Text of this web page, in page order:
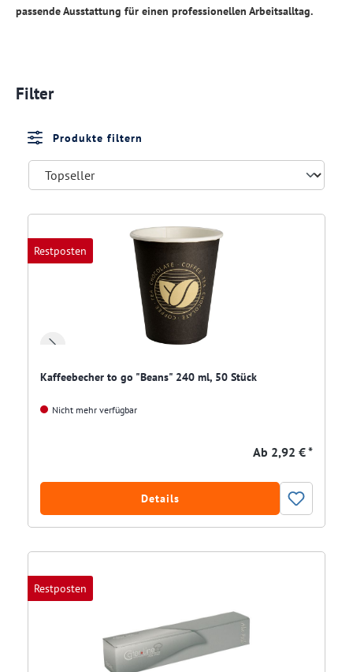
passende Ausstattung für einen professionellen Arbeitsalltag.
Filter
Produkte filtern
Restposten
Kaffeebecher to go "Beans" 240 ml, 50 Stück
Nicht mehr verfügbar
Ab 2,92 € *
Details
Restposten